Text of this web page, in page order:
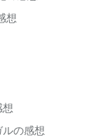
想
想
の感想